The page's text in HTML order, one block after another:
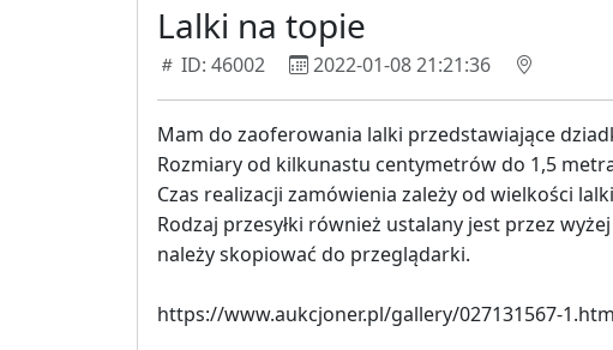
Lalki na topie
ID: 46002 2022-01-08 21:21:36
Mam do zaoferowania lalki przedstawiające
Rozmiary od kilkunastu centymetrów do 1,5
Czas realizacji zamówienia zależy od wielkości
Rodzaj przesyłki również ustalany jest przez
należy skopiować do przeglądarki.
https://www.aukcjoner.pl/gallery/027131567-